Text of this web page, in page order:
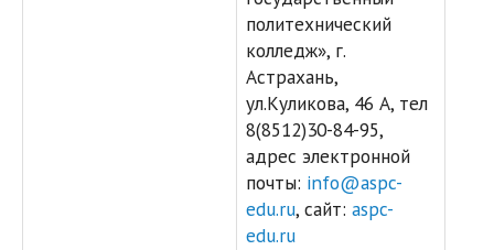
политехнический
колледж», г.
Астрахань,
ул.Куликова, 46 А, тел
8(8512)30-84-95,
адрес электронной
почты: info@aspc-
edu.ru, сайт: aspc-
edu.ru